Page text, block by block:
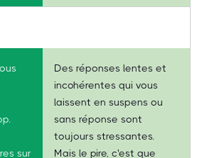
sur
Des réponses lentes et
incohérentes qui vous
laissent en suspens ou
sans réponse sont
toujours stressantes.
Mais le pire, c'est que